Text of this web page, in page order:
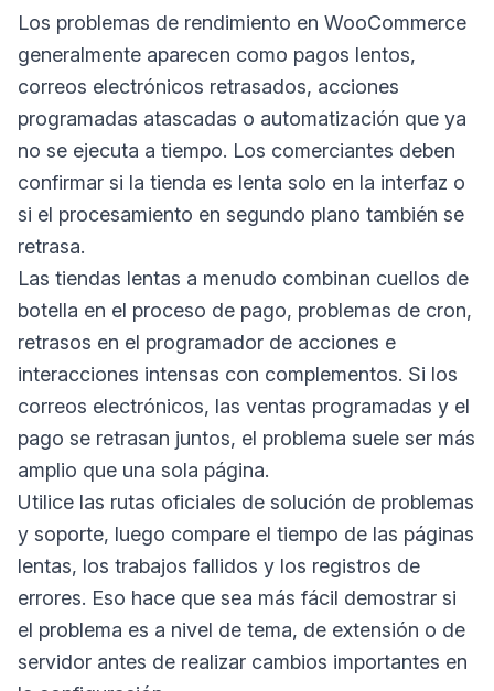
Los problemas de rendimiento en WooCommerce
generalmente aparecen como pagos lentos,
correos electrónicos retrasados, acciones
programadas atascadas o automatización que ya
no se ejecuta a tiempo. Los comerciantes deben
confirmar si la tienda es lenta solo en la interfaz o
si el procesamiento en segundo plano también se
retrasa.
Las tiendas lentas a menudo combinan cuellos de
botella en el proceso de pago, problemas de cron,
retrasos en el programador de acciones e
interacciones intensas con complementos. Si los
correos electrónicos, las ventas programadas y el
pago se retrasan juntos, el problema suele ser más
amplio que una sola página.
Utilice las rutas oficiales de solución de problemas
y soporte, luego compare el tiempo de las páginas
lentas, los trabajos fallidos y los registros de
errores. Eso hace que sea más fácil demostrar si
el problema es a nivel de tema, de extensión o de
servidor antes de realizar cambios importantes en